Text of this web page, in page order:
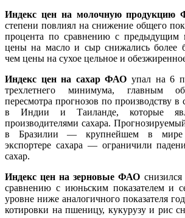
Индекс цен на молочную продукцию
степени повлиял на снижение общего
процента по сравнению с предыдущим
цены на масло и сыр снижались более
чем цены на сухое цельное и
Индекс цен на сахар ФАО упал на 6
трехлетнего минимума, главным
пересмотра прогнозов по производству в
в Индии и Таиланде, которые
производителями сахара.
в Бразилии — крупнейшем в мире
экспортере сахара — ограничили
сахар.
Индекс цен на зерновые ФАО
сравнению с июньским показателем и
уровне ниже аналогичного показателя
котировки на пшеницу, кукурузу и рис